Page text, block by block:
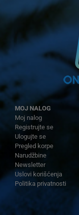
MOJ NALOG
Moj nalog
Registrujte se
Ulogujte se
Pregled korpe
Narudžbine
Newsletter
Uslovi korišćenja
Politika privatnosti